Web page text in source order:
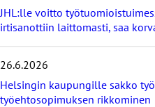
JHL:lle voitto
irtisanottiin laittomasti, saa
26.6.2026
Helsingin kaupungille sakko
työehtosopimuksen rikkominen